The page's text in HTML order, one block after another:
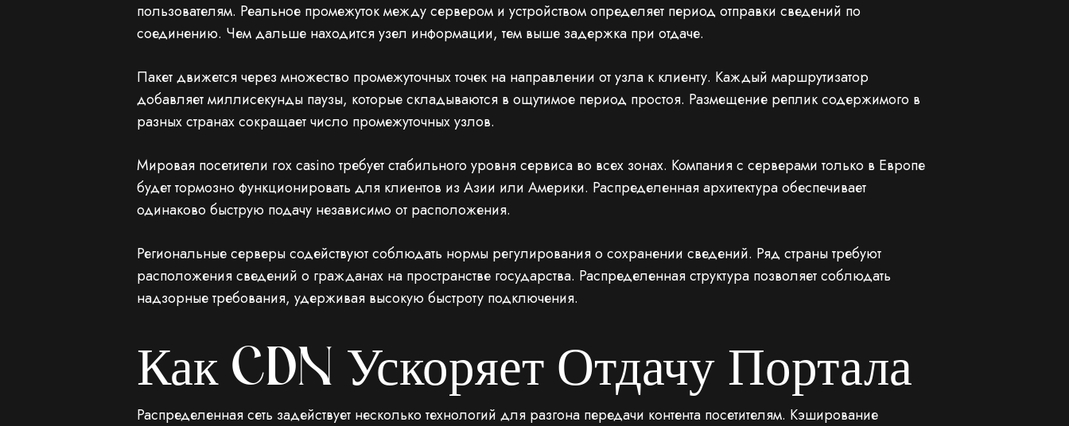
пользователям. Реальное промежуток между сервером и устройством определяет период отправки сведений по
соединению. Чем дальше находится узел информации, тем выше задержка при отдаче.
Пакет движется через множество промежуточных точек на направлении от узла к клиенту. Каждый маршрутизатор
добавляет миллисекунды паузы, которые складываются в ощутимое период простоя. Размещение реплик содержимого в
разных странах сокращает число промежуточных узлов.
Мировая посетители rox casino требует стабильного уровня сервиса во всех зонах. Компания с серверами только в Европе
будет тормозно функционировать для клиентов из Азии или Америки. Распределенная архитектура обеспечивает
одинаково быструю подачу независимо от расположения.
Региональные серверы содействуют соблюдать нормы регулирования о сохранении сведений. Ряд страны требуют
расположения сведений о гражданах на пространстве государства. Распределенная структура позволяет соблюдать
надзорные требования, удерживая высокую быстроту подключения.
Как CDN Ускоряет Отдачу Портала
Распределенная сеть задействует несколько технологий для разгона передачи контента посетителям. Кэширование